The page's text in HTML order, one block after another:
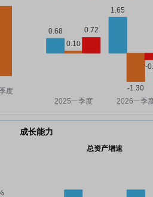
成长能力
总资产增速